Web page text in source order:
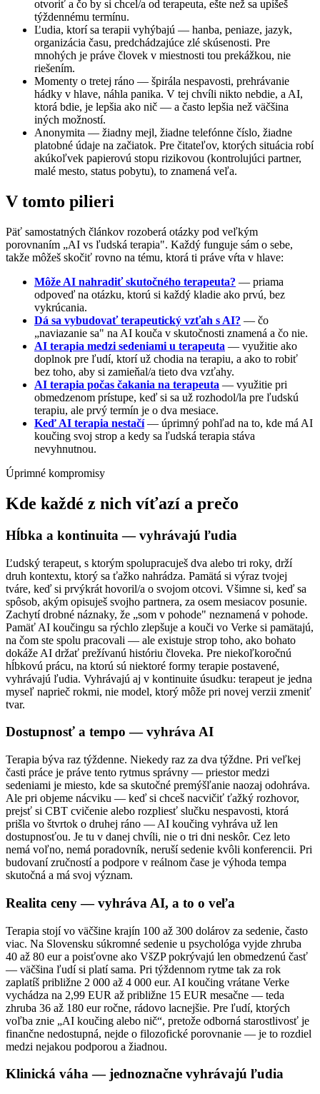
otvoriť a čo by si chcel/a od terapeuta, ešte než sa upíšeš
týždennému termínu.
Ľudia, ktorí sa terapii vyhýbajú — hanba, peniaze, jazyk,
organizácia času, predchádzajúce zlé skúsenosti. Pre
mnohých je práve človek v miestnosti tou prekážkou, nie
riešením.
Momenty o tretej ráno — špirála nespavosti, prehrávanie
hádky v hlave, náhla panika. V tej chvíli nikto nebdie, a AI,
ktorá bdie, je lepšia ako nič — a často lepšia než väčšina
iných možností.
Anonymita — žiadny mejl, žiadne telefónne číslo, žiadne
platobné údaje na začiatok. Pre čitateľov, ktorých situácia robí
akúkoľvek papierovú stopu rizikovou (kontrolujúci partner,
malé mesto, status pobytu), to znamená veľa.
V tomto pilieri
Päť samostatných článkov rozoberá otázky pod veľkým
porovnaním „AI vs ľudská terapia". Každý funguje sám o sebe,
takže môžeš skočiť rovno na tému, ktorá ti práve vŕta v hlave:
Môže AI nahradiť skutočného terapeuta? — priama
odpoveď na otázku, ktorú si každý kladie ako prvú, bez
vykrúcania.
Dá sa vybudovať terapeutický vzťah s AI? — čo
„naviazanie sa" na AI kouča v skutočnosti znamená a čo nie.
AI terapia medzi sedeniami u terapeuta — využitie ako
doplnok pre ľudí, ktorí už chodia na terapiu, a ako to robiť
bez toho, aby si zamieňal/a tieto dva vzťahy.
AI terapia počas čakania na terapeuta — využitie pri
obmedzenom prístupe, keď si sa už rozhodol/la pre ľudskú
terapiu, ale prvý termín je o dva mesiace.
Keď AI terapia nestačí— úprimný pohľad na to, kde má AI
koučing svoj strop a kedy sa ľudská terapia stáva
nevyhnutnou.
Úprimné kompromisy
Kde každé z nich víťazí a prečo
Hĺbka a kontinuita — vyhrávajú ľudia
Ľudský terapeut, s ktorým spolupracuješ dva alebo tri roky, drží
druh kontextu, ktorý sa ťažko nahrádza. Pamätá si výraz tvojej
tváre, keď si prvýkrát hovoril/a o svojom otcovi. Všimne si, keď sa
spôsob, akým opisuješ svojho partnera, za osem mesiacov posunie.
Zachytí drobné náznaky, že „som v pohode" neznamená v pohode.
Pamäť AI koučingu sa rýchlo zlepšuje a kouči vo Verke si pamätajú,
na čom ste spolu pracovali — ale existuje strop toho, ako bohato
dokáže AI držať prežívanú históriu človeka. Pre niekoľkoročnú
hĺbkovú prácu, na ktorú sú niektoré formy terapie postavené,
vyhrávajú ľudia. Vyhrávajú aj v kontinuite úsudku: terapeut je jedna
myseľ naprieč rokmi, nie model, ktorý môže pri novej verzii zmeniť
tvar.
Dostupnosť a tempo — vyhráva AI
Terapia býva raz týždenne. Niekedy raz za dva týždne. Pri veľkej
časti práce je práve tento rytmus správny — priestor medzi
sedeniami je miesto, kde sa skutočné premýšľanie naozaj odohráva.
Ale pri objeme nácviku — keď si chceš nacvičiť ťažký rozhovor,
prejsť si CBT cvičenie alebo rozpliesť slučku nespavosti, ktorá
prišla vo štvrtok o druhej ráno — AI koučing vyhráva už len
dostupnosťou. Je tu v danej chvíli, nie o tri dni neskôr. Cez leto
nemá voľno, nemá poradovník, neruší sedenie kvôli konferencii. Pri
budovaní zručností a podpore v reálnom čase je výhoda tempa
skutočná a má svoj význam.
Realita ceny — vyhráva AI, a to o veľa
Terapia stojí vo väčšine krajín 100 až 300 dolárov za sedenie, často
viac. Na Slovensku súkromné sedenie u psychológa vyjde zhruba
40 až 80 eur a poisťovne ako VšZP pokrývajú len obmedzenú časť
— väčšina ľudí si platí sama. Pri týždennom rytme tak za rok
zaplatíš približne 2 000 až 4 000 eur. AI koučing vrátane Verke
vychádza na 2,99 EUR až približne 15 EUR mesačne — teda
zhruba 36 až 180 eur ročne, rádovo lacnejšie. Pre ľudí, ktorých
voľba znie „AI koučing alebo nič“, pretože odborná starostlivosť je
finančne nedostupná, nejde o filozofické porovnanie — je to rozdiel
medzi nejakou podporou a žiadnou.
Klinická váha — jednoznačne vyhrávajú ľudia